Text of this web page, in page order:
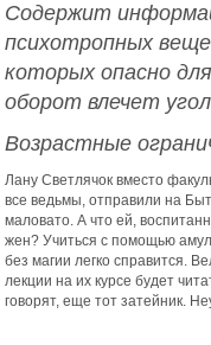
Содержит
психотропных
которых опасно
оборот влечет
Возрастные
Лану Светлячок вместо
все ведьмы, отправили на
маловато. А что ей,
жен? Учиться с помощью
без магии легко справится.
лекции на их курсе будет
говорят, еще тот затейник.